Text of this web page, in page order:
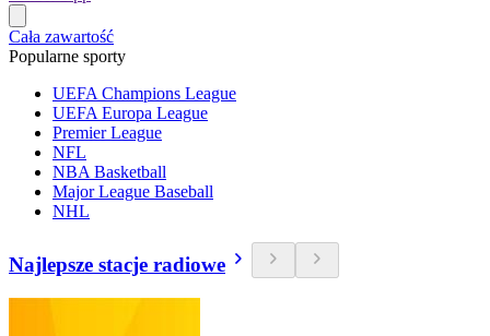
Cała zawartość
Popularne sporty
UEFA Champions League
UEFA Europa League
Premier League
NFL
NBA Basketball
Major League Baseball
NHL
Najlepsze stacje radiowe